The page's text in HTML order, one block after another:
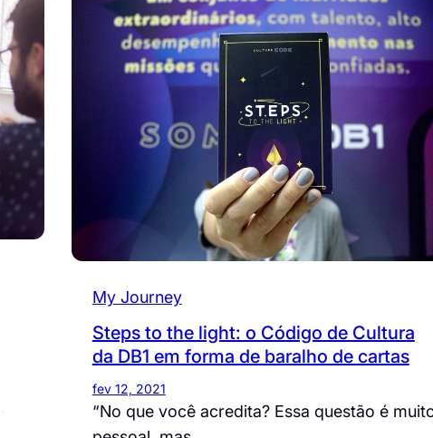
My Journey
Steps to the light: o Código de Cultura
da DB1 em forma de baralho de cartas
fev 12, 2021
“No que você acredita? Essa questão é